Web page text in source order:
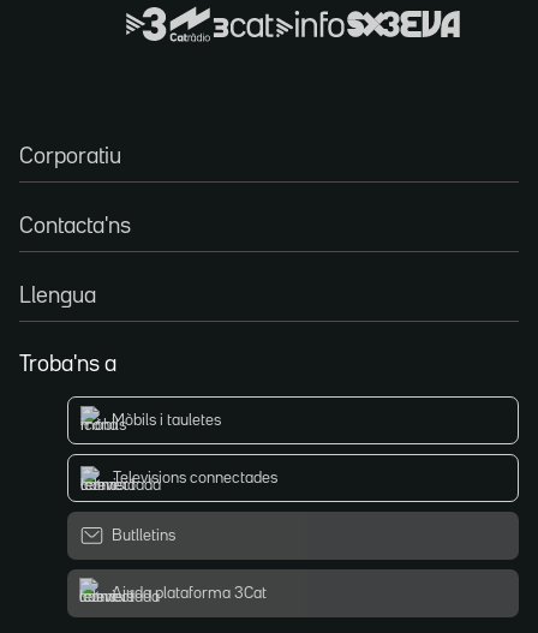
Corporatiu
Contacta'ns
Llengua
Troba'ns a
Mòbils i tauletes
Televisions connectades
Butlletins
Ajuda plataforma 3Cat